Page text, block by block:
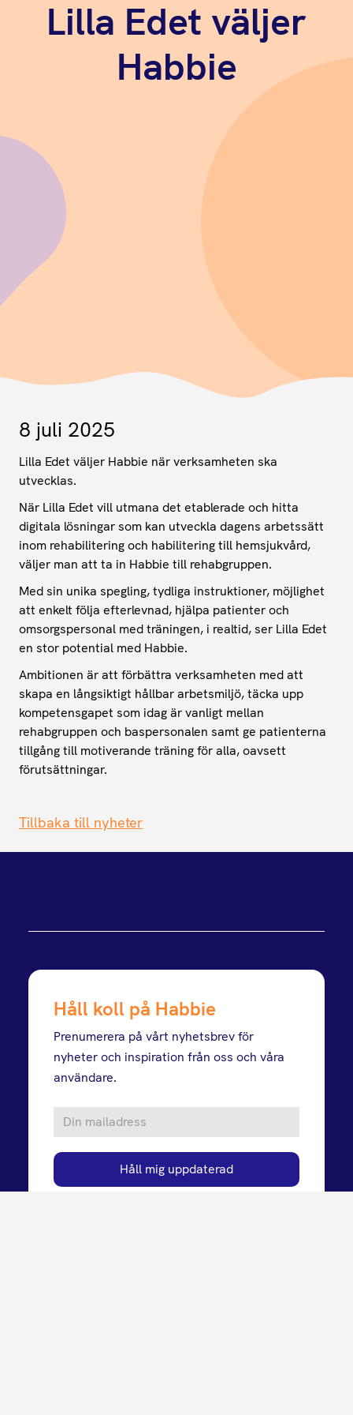
Lilla Edet väljer
Habbie
8 juli 2025
Lilla Edet väljer Habbie när verksamheten ska
utvecklas.
När Lilla Edet vill utmana det etablerade och hitta
digitala lösningar som kan utveckla dagens arbetssätt
inom rehabilitering och habilitering till hemsjukvård,
väljer man att ta in Habbie till rehabgruppen.
Med sin unika spegling, tydliga instruktioner, möjlighet
att enkelt följa efterlevnad, hjälpa patienter och
omsorgspersonal med träningen, i realtid, ser Lilla Edet
en stor potential med Habbie.
Ambitionen är att förbättra verksamheten med att
skapa en långsiktigt hållbar arbetsmiljö, täcka upp
kompetensgapet som idag är vanligt mellan
rehabgruppen och baspersonalen samt ge patienterna
tillgång till motiverande träning för alla, oavsett
förutsättningar.
Tillbaka till nyheter
Håll koll på Habbie
Prenumerera på vårt nyhetsbrev för
nyheter och inspiration från oss och våra
användare.